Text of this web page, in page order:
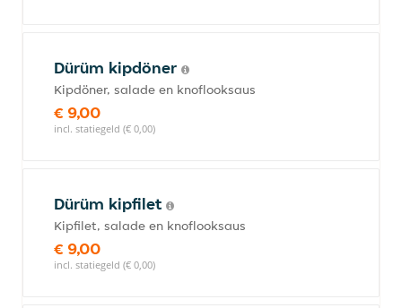
Dürüm kipdöner
Kipdöner, salade en knoflooksaus
€ 9,00
incl. statiegeld (€ 0,00)
Dürüm kipfilet
Kipfilet, salade en knoflooksaus
€ 9,00
incl. statiegeld (€ 0,00)